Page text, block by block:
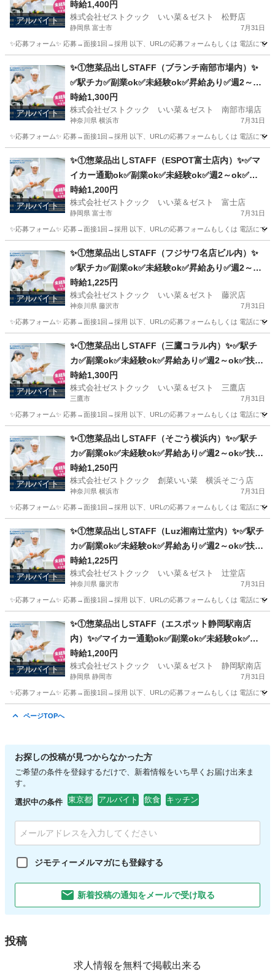
アルバイト
時給1,400円
株式会社ゼストクック いい菜＆ゼスト 松野店
静岡県 富士市 7月31日
✨応募フォーム✨ 応募→面接1回→採用 以下、URLの応募フォームもしくは 電話にて
キッチン ポテト
アルバイト
✨①惣菜品出しSTAFF（ブランチ南部市場内）✨
✅駅チカ✅副業ok✅未経験ok✅昇給あり✅週2～ok
✅扶養内ok
時給1,300円
株式会社ゼストクック いい菜＆ゼスト 南部市場店
神奈川県 横浜市 7月31日
✨応募フォーム✨ 応募→面接1回→採用 以下、URLの応募フォームもしくは 電話にて
キッチン
アルバイト
✨①惣菜品出しSTAFF（ESPOT富士店内）✨✅マ
イカー通勤ok✅副業ok✅未経験ok✅週2～ok✅昇
給あり✅扶養内ok
時給1,200円
株式会社ゼストクック いい菜＆ゼスト 富士店
静岡県 富士市 7月31日
✨応募フォーム✨ 応募→面接1回→採用 以下、URLの応募フォームもしくは 電話にて
キッチン スタッフ
アルバイト
✨①惣菜品出しSTAFF（フジサワ名店ビル内）✨
✅駅チカ✅副業ok✅未経験ok✅昇給あり✅週2～ok
✅扶養内ok
時給1,225円
株式会社ゼストクック いい菜＆ゼスト 藤沢店
神奈川県 藤沢市 7月31日
✨応募フォーム✨ 応募→面接1回→採用 以下、URLの応募フォームもしくは 電話にて
キッチン
アルバイト
✨①惣菜品出しSTAFF（三鷹コラル内）✨✅駅チ
カ✅副業ok✅未経験ok✅昇給あり✅週2～ok✅扶養
内ok
時給1,300円
株式会社ゼストクック いい菜＆ゼスト 三鷹店
三鷹市 7月31日
✨応募フォーム✨ 応募→面接1回→採用 以下、URLの応募フォームもしくは 電話にて
キッチン スタッフ
アルバイト
✨①惣菜品出しSTAFF（そごう横浜内）✨✅駅チ
カ✅副業ok✅未経験ok✅昇給あり✅週2～ok✅扶養
内ok
時給1,250円
株式会社ゼストクック 創菜いい菜 横浜そごう店
神奈川県 横浜市 7月31日
✨応募フォーム✨ 応募→面接1回→採用 以下、URLの応募フォームもしくは 電話にて
キッチン
アルバイト
✨①惣菜品出しSTAFF（Luz湘南辻堂内）✨✅駅チ
カ✅副業ok✅未経験ok✅昇給あり✅週2～ok✅扶養
内ok
時給1,225円
株式会社ゼストクック いい菜＆ゼスト 辻堂店
神奈川県 藤沢市 7月31日
✨応募フォーム✨ 応募→面接1回→採用 以下、URLの応募フォームもしくは 電話にて
キッチン
アルバイト
✨①惣菜品出しSTAFF（エスポット静岡駅南店
内）✨✅マイカー通勤ok✅副業ok✅未経験ok✅扶
養内ok✅週2～ok
時給1,200円
株式会社ゼストクック いい菜＆ゼスト 静岡駅南店
静岡県 静岡市 7月31日
✨応募フォーム✨ 応募→面接1回→採用 以下、URLの応募フォームもしくは 電話にて
ページTOPへ
お探しの投稿が見つからなかった方
ご希望の条件を登録するだけで、新着情報をいち早くお届け出来ま
す。
選択中の条件 東京都 アルバイト 飲食 キッチン
ジモティーメルマガにも登録する
新着投稿の通知をメールで受け取る
投稿
求人情報を無料で掲載出来る